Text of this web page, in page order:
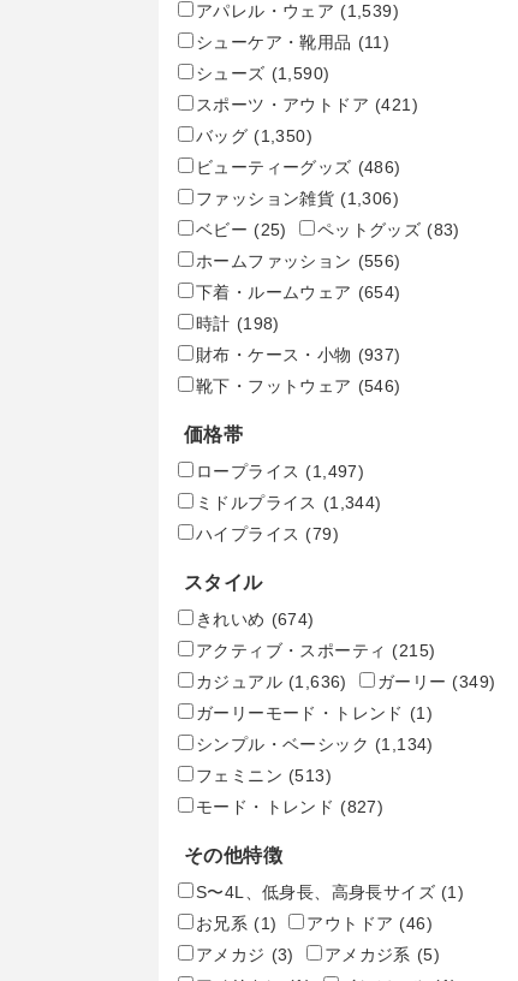
アパレル・ウェア (1,539)
シューケア・靴用品 (11)
シューズ (1,590)
スポーツ・アウトドア (421)
バッグ (1,350)
ビューティーグッズ (486)
ファッション雑貨 (1,306)
ベビー (25) ペットグッズ (83)
ホームファッション (556)
下着・ルームウェア (654)
時計 (198)
財布・ケース・小物 (937)
靴下・フットウェア (546)
価格帯
ロープライス (1,497)
ミドルプライス (1,344)
ハイプライス (79)
スタイル
きれいめ (674)
アクティブ・スポーティ (215)
カジュアル (1,636) ガーリー (349)
ガーリーモード・トレンド (1)
シンプル・ベーシック (1,134)
フェミニン (513)
モード・トレンド (827)
その他特徴
S〜4L、低身長、高身長サイズ (1)
お兄系 (1) アウトドア (46)
アメカジ (3) アメカジ系 (5)